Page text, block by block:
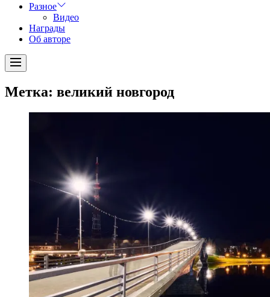
Разное
Видео
Награды
Об авторе
Menu
Метка: великий новгород